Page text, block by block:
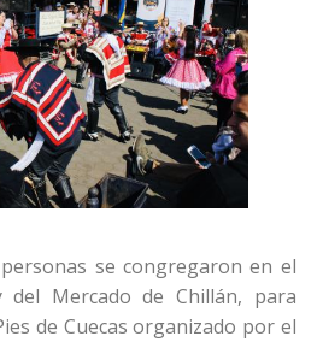
se congregaron en el
del Mercado de Chillán, para
de Cuecas organizado por el